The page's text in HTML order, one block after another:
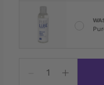
16